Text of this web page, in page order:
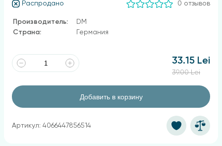
Распродано 0 отзывов
Производитель:
DM
Страна:
Германия
33.15 Lei
39.00 Lei
Добавить в корзину
Артикул: 4066447856514